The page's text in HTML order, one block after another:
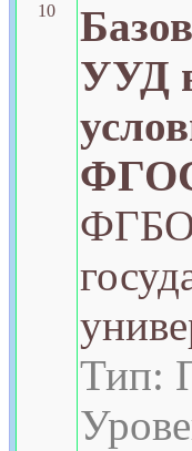
10
УУД
Тип: